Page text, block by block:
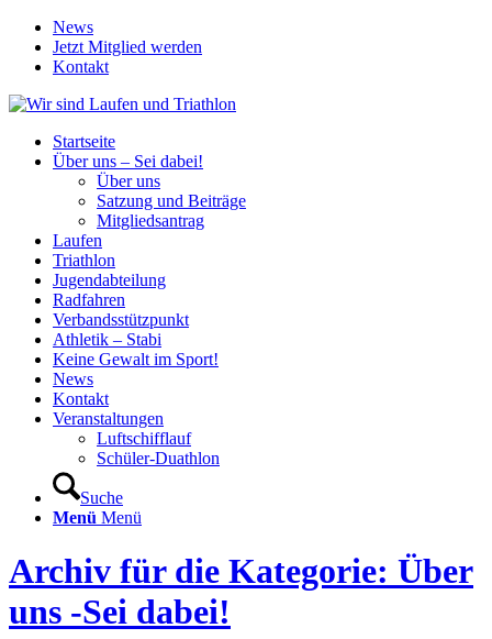
News
Jetzt Mitglied werden
Kontakt
Startseite
Über uns – Sei dabei!
Über uns
Satzung und Beiträge
Mitgliedsantrag
Laufen
Triathlon
Jugendabteilung
Radfahren
Verbandsstützpunkt
Athletik – Stabi
Keine Gewalt im Sport!
News
Kontakt
Veranstaltungen
Luftschifflauf
Schüler-Duathlon
Suche
Menü Menü
Archiv für die Kategorie: Über
uns -Sei dabei!